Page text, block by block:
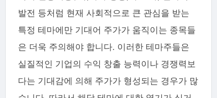
발전 등처럼 현재 사회적으로 큰 관심을 받는
특정 테마에만 기대어 주가가 움직이는 종목들
은 더욱 주의해야 합니다. 이러한 테마주들은
실질적인 기업의 수익 창출 능력이나 경쟁력보
다는 기대감에 의해 주가가 형성되는 경우가 많